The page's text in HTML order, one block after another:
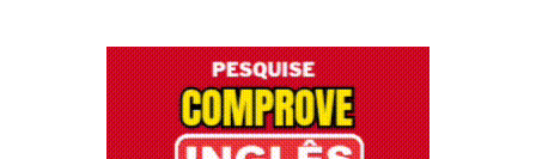
conquistas do IEMA e, também, de outras
unidades de ensino. A inovação,
certamente, é a chave para isso”, concluiu
Iracema Vale.